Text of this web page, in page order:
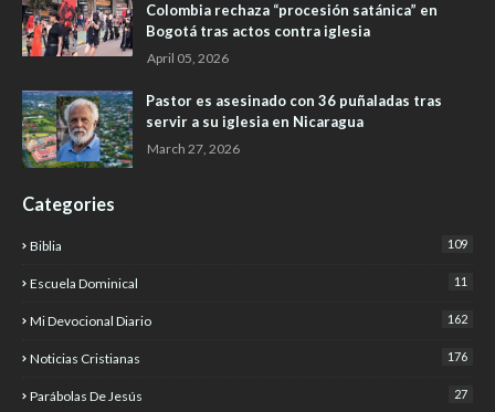
Colombia rechaza “procesión satánica” en
Bogotá tras actos contra iglesia
April 05, 2026
Pastor es asesinado con 36 puñaladas tras
servir a su iglesia en Nicaragua
March 27, 2026
Categories
Biblia 109
Escuela Dominical 11
Mi Devocional Diario 162
Noticias Cristianas 176
Parábolas De Jesús 27